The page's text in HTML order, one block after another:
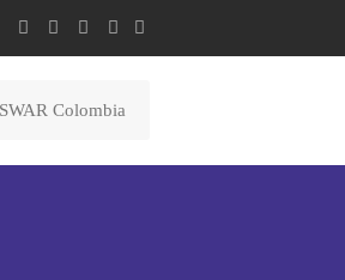
SWAR Colombia